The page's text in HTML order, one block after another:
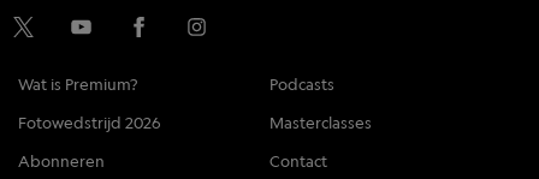
Wat is Premium?
Podcasts
Fotowedstrijd 2026
Masterclasses
Abonneren
Contact